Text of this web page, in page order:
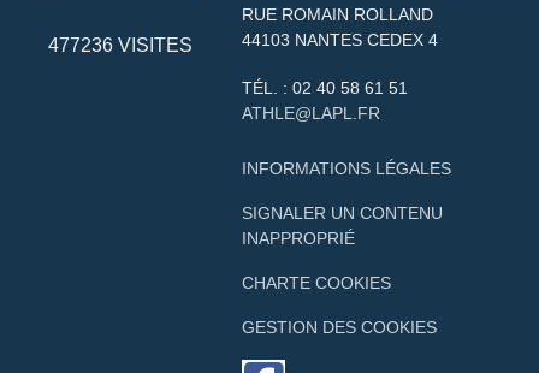
477236 VISITES
RUE ROMAIN ROLLAND
44103 NANTES CEDEX 4
TÉL. : 02 40 58 61 51
ATHLE@LAPL.FR
INFORMATIONS LÉGALES
SIGNALER UN CONTENU
INAPPROPRIÉ
CHARTE COOKIES
GESTION DES COOKIES